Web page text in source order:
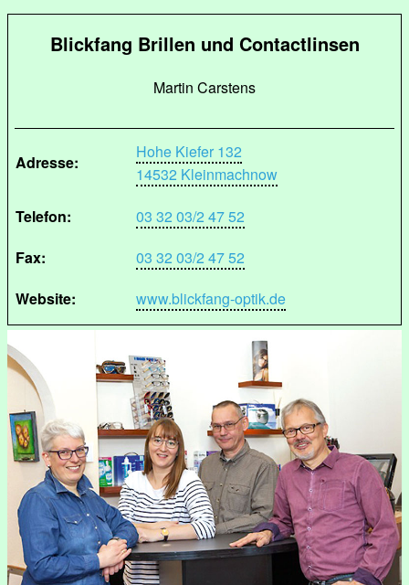
Blickfang Brillen und Contactlinsen
Martin Carstens
Adresse:
Hohe Kiefer 132
14532 Kleinmachnow
Telefon:
03 32 03/2 47 52
Fax:
03 32 03/2 47 52
Website:
www.blickfang-optik.de